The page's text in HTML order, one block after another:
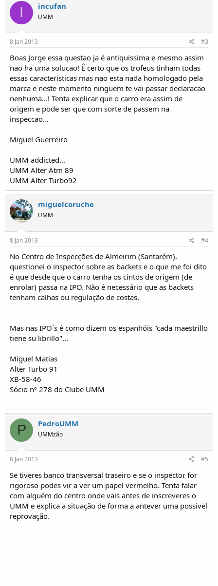
I incufan
UMM
8 Jan 2013 #3
Boas Jorge essa questao ja é antiquissima e mesmo assim
nao ha uma solucao! Ê certo que os trofeus tinham todas
essas caracteristicas mas nao esta nada homologado pela
marca e neste momento ninguem te vai passar declaracao
nenhuma...! Tenta explicar que o carro era assim de
origem e pode ser que com sorte de passem na
inspeccao...
Miguel Guerreiro
UMM addicted...
UMM Alter Atm 89
UMM Alter Turbo92
miguelcoruche
UMM
8 Jan 2013 #4
No Centro de Inspecções de Almeirim (Santarém),
questionei o inspector sobre as backets e o que me foi dito
é que desde que o carro tenha os cintos de origem (de
enrolar) passa na IPO. Não é necessário que as backets
tenham calhas ou regulação de costas.
Mas nas IPO´s é como dizem os espanhóis "cada maestrillo
tiene su librillo"...
Miguel Matias
Alter Turbo 91
XB-58-46
Sócio nº 278 do Clube UMM
P PedroUMM
UMMzão
8 Jan 2013 #5
Se tiveres banco transversal traseiro e se o inspector for
rigoroso podes vir a ver um papel vermelho. Tenta falar
com alguém do centro onde vais antes de inscreveres o
UMM e explica a situação de forma a antever uma possivel
reprovação.